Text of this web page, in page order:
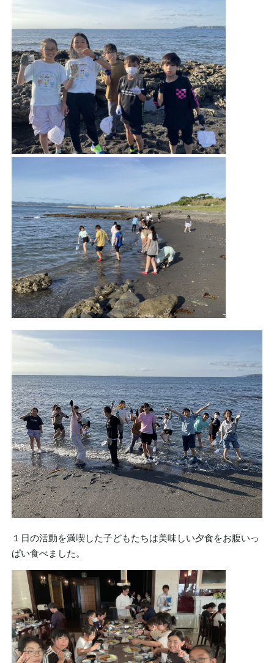
１日の活動を満喫した子どもたちは美味しい夕食をお腹いっ
ぱい食べました。